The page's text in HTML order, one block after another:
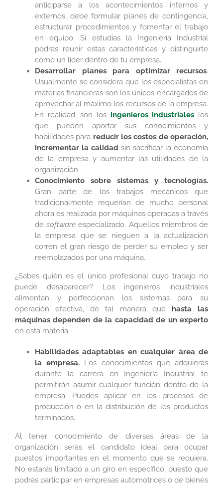
anticiparse a los acontecimientos internos y
externos, debe formular planes de contingencia,
estructurar procedimientos y fomentar el trabajo
en equipo. Si estudias la Ingeniería Industrial
podrás reunir estas características y distinguirte
como un líder dentro de tu empresa.
Desarrollar planes para optimizar recursos.
Usualmente se considera que los especialistas en
materias financieras son los únicos encargados de
aprovechar al máximo los recursos de la empresa.
En realidad, son los ingenieros industriales los
que pueden aportar sus conocimientos y
habilidades para reducir los costos de operación,
incrementar la calidad sin sacrificar la economía
de la empresa y aumentar las utilidades de la
organización.
Conocimiento sobre sistemas y tecnologías.
Gran parte de los trabajos mecánicos que
tradicionalmente requerían de mucho personal
ahora es realizada por máquinas operadas a través
desoftwareespecializado. Aquellos miembros de
la empresa que se nieguen a la actualización
corren el gran riesgo de perder su empleo y ser
reemplazados por una máquina.
¿Sabes quién es el único profesional cuyo trabajo no
puede desaparecer? Los ingenieros industriales
alimentan y perfeccionan los sistemas para su
operación efectiva, de tal manera que hasta las
máquinas dependen de la capacidad de un experto
en esta materia.
Habilidades adaptables en cualquier área de
la empresa. Los conocimientos que adquieras
durante la carrera en Ingeniería Industrial te
permitirán asumir cualquier función dentro de la
empresa. Puedes aplicar en los procesos de
producción o en la distribución de los productos
terminados.
Al tener conocimiento de diversas áreas de la
organización serás el candidato ideal para ocupar
puestos importantes en el momento que se requiera.
No estarás limitado a un giro en específico, puesto que
podrás participar en empresas automotrices o de bienes